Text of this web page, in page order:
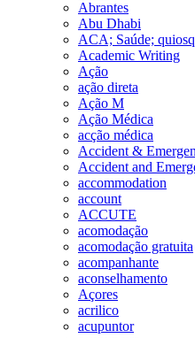
Abrantes
Abu Dhabi
ACA; Saúde;
Academic Writing
Ação
ação direta
Ação M
Ação Médica
acção médica
Accident &
Accident and
accommodation
account
ACCUTE
acomodação
acomodação gratuita
acompanhante
aconselhamento
Açores
acrilico
acupuntor